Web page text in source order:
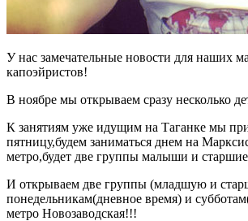
У нас замечательные новости для наших
капоэйристов!
В ноябре мы открываем сразу несколько
К занятиям уже идущим на Таганке мы
пятницу,будем заниматься днем на
метро,будет две группы малыши и
И открываем две группы (младшую и
понедельникам(дневное время) и
метро Новозаводская!!!